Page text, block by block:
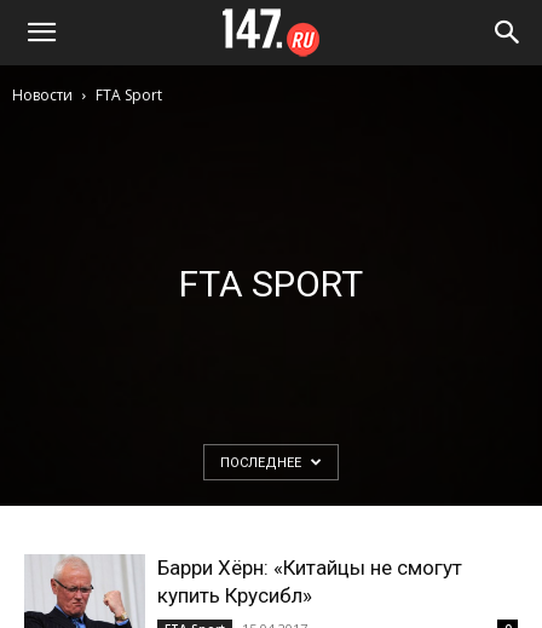
Новости FTA Sport
FTA SPORT
ПОСЛЕДНЕЕ
Барри Хёрн: «Китайцы не смогут
купить Крусибл»